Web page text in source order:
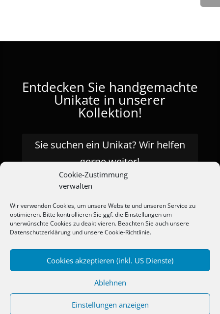
Cookie-Zustimmung
verwalten
Wir verwenden Cookies, um unsere Website und unseren Service zu
optimieren. Bitte kontrollieren Sie ggf. die Einstellungen um
unerwünschte Cookies zu deaktivieren. Beachten Sie auch unsere
Datenschutzerklärung und unsere Cookie-Richtlinie.
Cookies akzeptieren (inkl. US Dienste)
Ablehnen
Einstellungen anzeigen
Entdecken Sie handgemachte
Unikate in unserer
Kollektion!
Sie suchen ein Unikat? Wir helfen
gerne weiter!
Warenkorb Kasse Versandarten
AGB
Widerrufsbelehrung
Zahlungsarten
Impressum | Datenschutz
Cookie-Richtlinie (EU)
Copyright (c) Schmuckatelier Martin Seier. Alle
Rechte vorbehalten. Technik: